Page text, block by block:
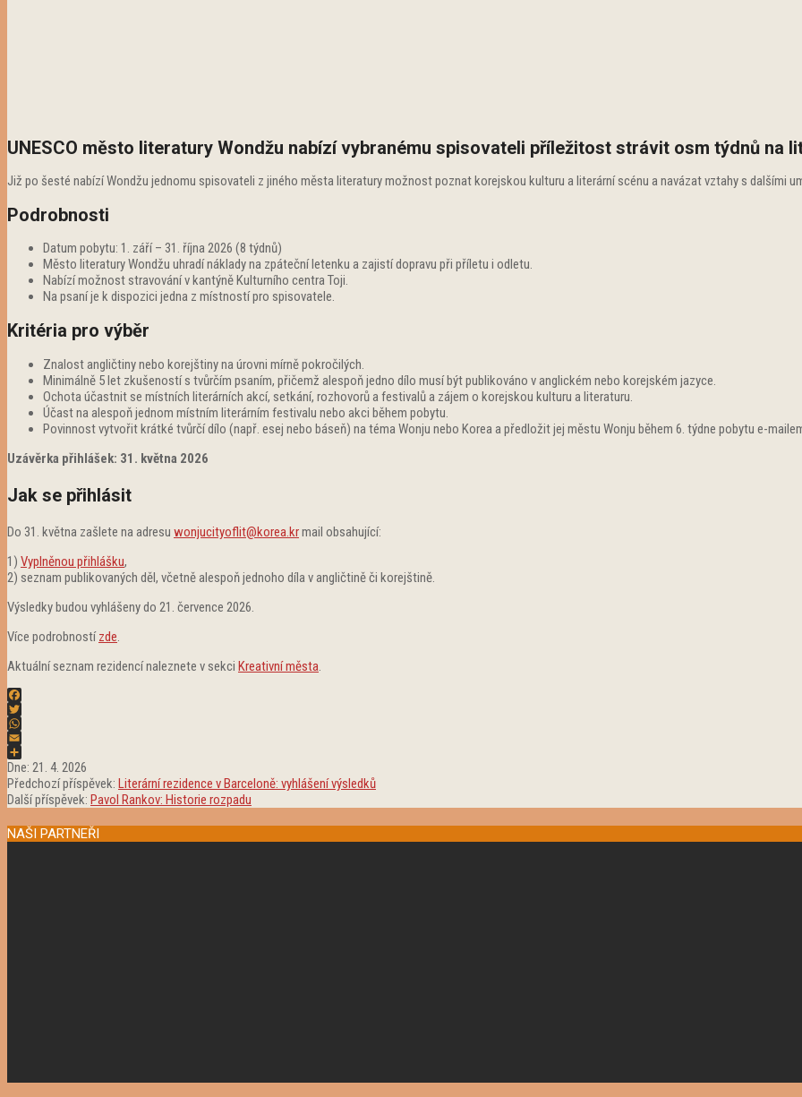
UNESCO město literatury Wondžu nabízí vybranému spisovateli příležitost strávit osm týdnů na
Již po šesté nabízí Wondžu jednomu spisovateli z jiného města literatury možnost poznat korejskou kulturu a literární scénu a navázat vztahy s dalšími
Podrobnosti
Datum pobytu: 1. září – 31. října 2026 (8 týdnů)
Město literatury Wondžu uhradí náklady na zpáteční letenku a zajistí dopravu při příletu i odletu.
Nabízí možnost stravování v kantýně Kulturního centra Toji.
Na psaní je k dispozici jedna z místností pro spisovatele.
Kritéria pro výběr
Znalost angličtiny nebo korejštiny na úrovni mírně pokročilých.
Minimálně 5 let zkušeností s tvůrčím psaním, přičemž alespoň jedno dílo musí být publikováno v anglickém nebo korejském jazyce.
Ochota účastnit se místních literárních akcí, setkání, rozhovorů a festivalů a zájem o korejskou kulturu a literaturu.
Účast na alespoň jednom místním literárním festivalu nebo akci během pobytu.
Povinnost vytvořit krátké tvůrčí dílo (např. esej nebo báseň) na téma Wonju nebo Korea a předložit jej městu Wonju během 6. týdne pobytu e-
Uzávěrka přihlášek: 31. května 2026
Jak se přihlásit
Do 31. května zašlete na adresu wonjucityoflit@korea.krmail obsahující:
1) Vyplněnou přihlášku,
2) seznam publikovaných děl, včetně alespoň jednoho díla v angličtině či korejštině.
Výsledky budou vyhlášeny do 21. července 2026.
Více podrobnostízde
Aktuální seznam rezidencí naleznete v sekci Kreativní města
Facebook
Twitter
WhatsApp
Email
Share
2026-
04-
21
Dne: 21. 4. 2026
Předchozí příspěvek: Literární rezidence v Barceloně: vyhlášení výsledků
Další příspěvek: Pavol Rankov: Historie rozpadu
NAŠI PARTNEŘI